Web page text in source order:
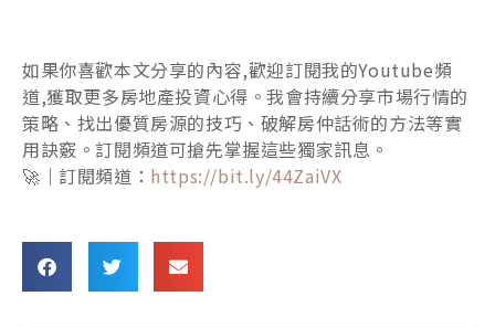
如果你喜歡本文分享的內容,歡迎訂閱我的Youtube頻
道,獲取更多房地產投資心得。我會持續分享市場行情的
策略、找出優質房源的技巧、破解房仲話術的方法等實
用訣竅。訂閱頻道可搶先掌握這些獨家訊息。
🚀｜訂閱頻道： https://bit.ly/44ZaiVX